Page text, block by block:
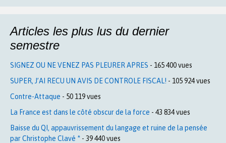
Articles les plus lus du dernier
semestre
SIGNEZ OU NE VENEZ PAS PLEURER APRES - 165 400 vues
SUPER, J’AI RECU UN AVIS DE CONTROLE FISCAL! - 105 924 vues
Contre-Attaque - 50 119 vues
La France est dans le côté obscur de la force - 43 834 vues
Baisse du QI, appauvrissement du langage et ruine de la pensée
par Christophe Clavé * - 39 440 vues